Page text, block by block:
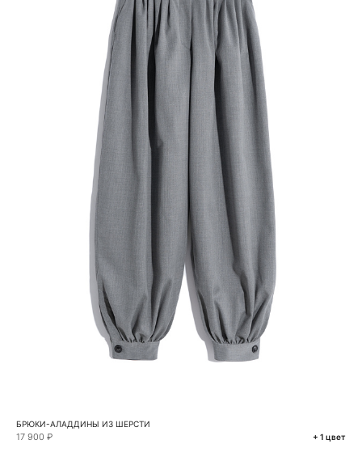
БРЮКИ-АЛАДДИНЫ ИЗ ШЕРСТИ
17 900 ₽ + 1 цвет